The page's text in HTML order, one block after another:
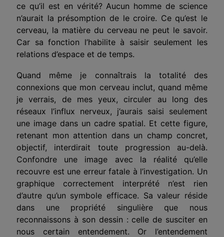
ce qu’il est en vérité? Aucun homme de science
n’aurait la présomption de le croire. Ce qu’est le
cerveau, la matière du cerveau ne peut le savoir.
Car sa fonction l’habilite à saisir seulement les
relations d’espace et de temps.
Quand même je connaîtrais la totalité des
connexions que mon cerveau inclut, quand même
je verrais, de mes yeux, circuler au long des
réseaux l’influx nerveux, j’aurais saisi seulement
une image dans un cadre spatial. Et cette figure,
retenant mon attention dans un champ concret,
objectif, interdirait toute progression au-delà.
Confondre une image avec la réalité qu’elle
recouvre est une erreur fatale à l’investigation. Un
graphique correctement interprété n’est rien
d’autre qu’un symbole efficace. Sa valeur réside
dans une propriété singulière que nous
reconnaissons à son dessin : celle de susciter en
nous certain entendement. Or l’entendement